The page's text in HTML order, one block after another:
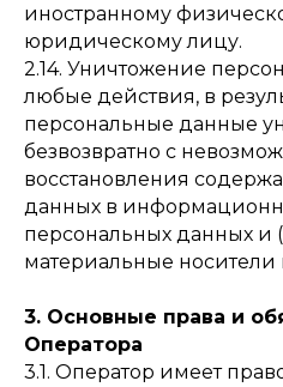
иностранному
юридическому лицу.
2.14. Уничтожение
любые действия, в
персональные данные
безвозвратно с
восстановления
данных в
персональных данных и
материальные
3. Основные права и
Оператора
3.1. Оператор имеет